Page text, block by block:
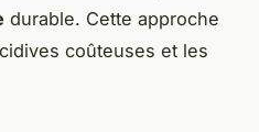
durable. Cette approche
coûteuses et les